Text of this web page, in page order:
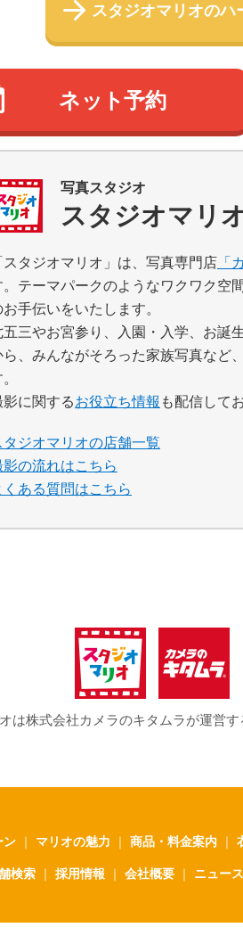
スタジオマリオのハ
ネット予約
写真スタジオ
スタジオマリ
スタジオマリオ」は、写真専門店 「
。テーマパークのようなワクワク空
お手伝いをいたします。
五三やお宮参り、入園・入学、お誕
ら、みんながそろった家族写真など
影に関するお役立ち情報 も配信して
タジオマリオの店舗一覧
影の流れはこちら
くある質問はこちら
は株式会社カメラのキタムラが運営す
ン ｜ マリオの魅力 ｜ 商品・料金案内 ｜
検索 ｜ 採用情報 ｜ 会社概要 ｜ ニュー